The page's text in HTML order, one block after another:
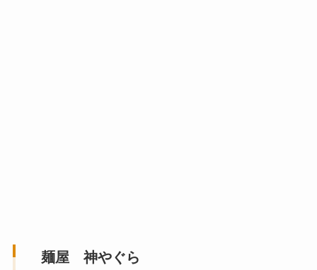
麺屋 神やぐら